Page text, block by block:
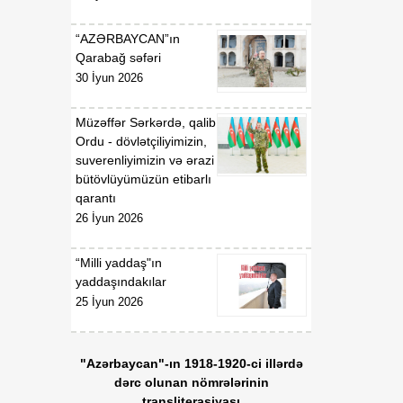
F.N.İsmayılovun
Azərbaycan
Respublikasının UNESCO
nümayəndəsi təyin
edilməsi haqqında
00:52
07 Avqust
E.T.Abdullayevin
Azərbaycan
Respublikasının UNESCO
nümayəndəsi vəzifəsindən
geri çağırılması haqqında
00:51
Azərbaycan
Şurası yanında daimi
07 Avqust
“AZƏRBAYCAN”ın
Qarabağ səfəri
30 İyun 2026
Müzəffər Sərkərdə, qalib
Ordu - dövlətçiliyimizin,
suverenliyimizin və ərazi
bütövlüyümüzün etibarlı
qarantı
26 İyun 2026
“Milli yaddaş"ın
yaddaşındakılar
25 İyun 2026
"Azərbaycan"-ın 1918-1920-ci illərdə
dərc olunan nömrələrinin